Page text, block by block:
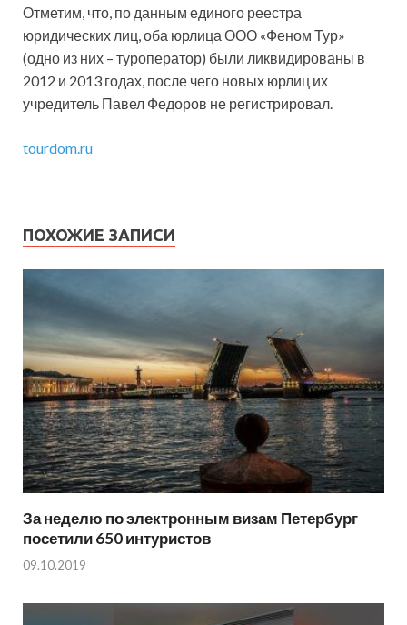
Отметим, что, по данным единого реестра
юридических лиц, оба юрлица ООО «Феном Тур»
(одно из них – туроператор) были ликвидированы в
2012 и 2013 годах, после чего новых юрлиц их
учредитель Павел Федоров не регистрировал.
tourdom.ru
ПОХОЖИЕ ЗАПИСИ
За неделю по электронным визам Петербург
посетили 650 интуристов
09.10.2019